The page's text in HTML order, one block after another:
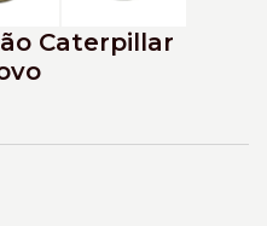
Caterpillar